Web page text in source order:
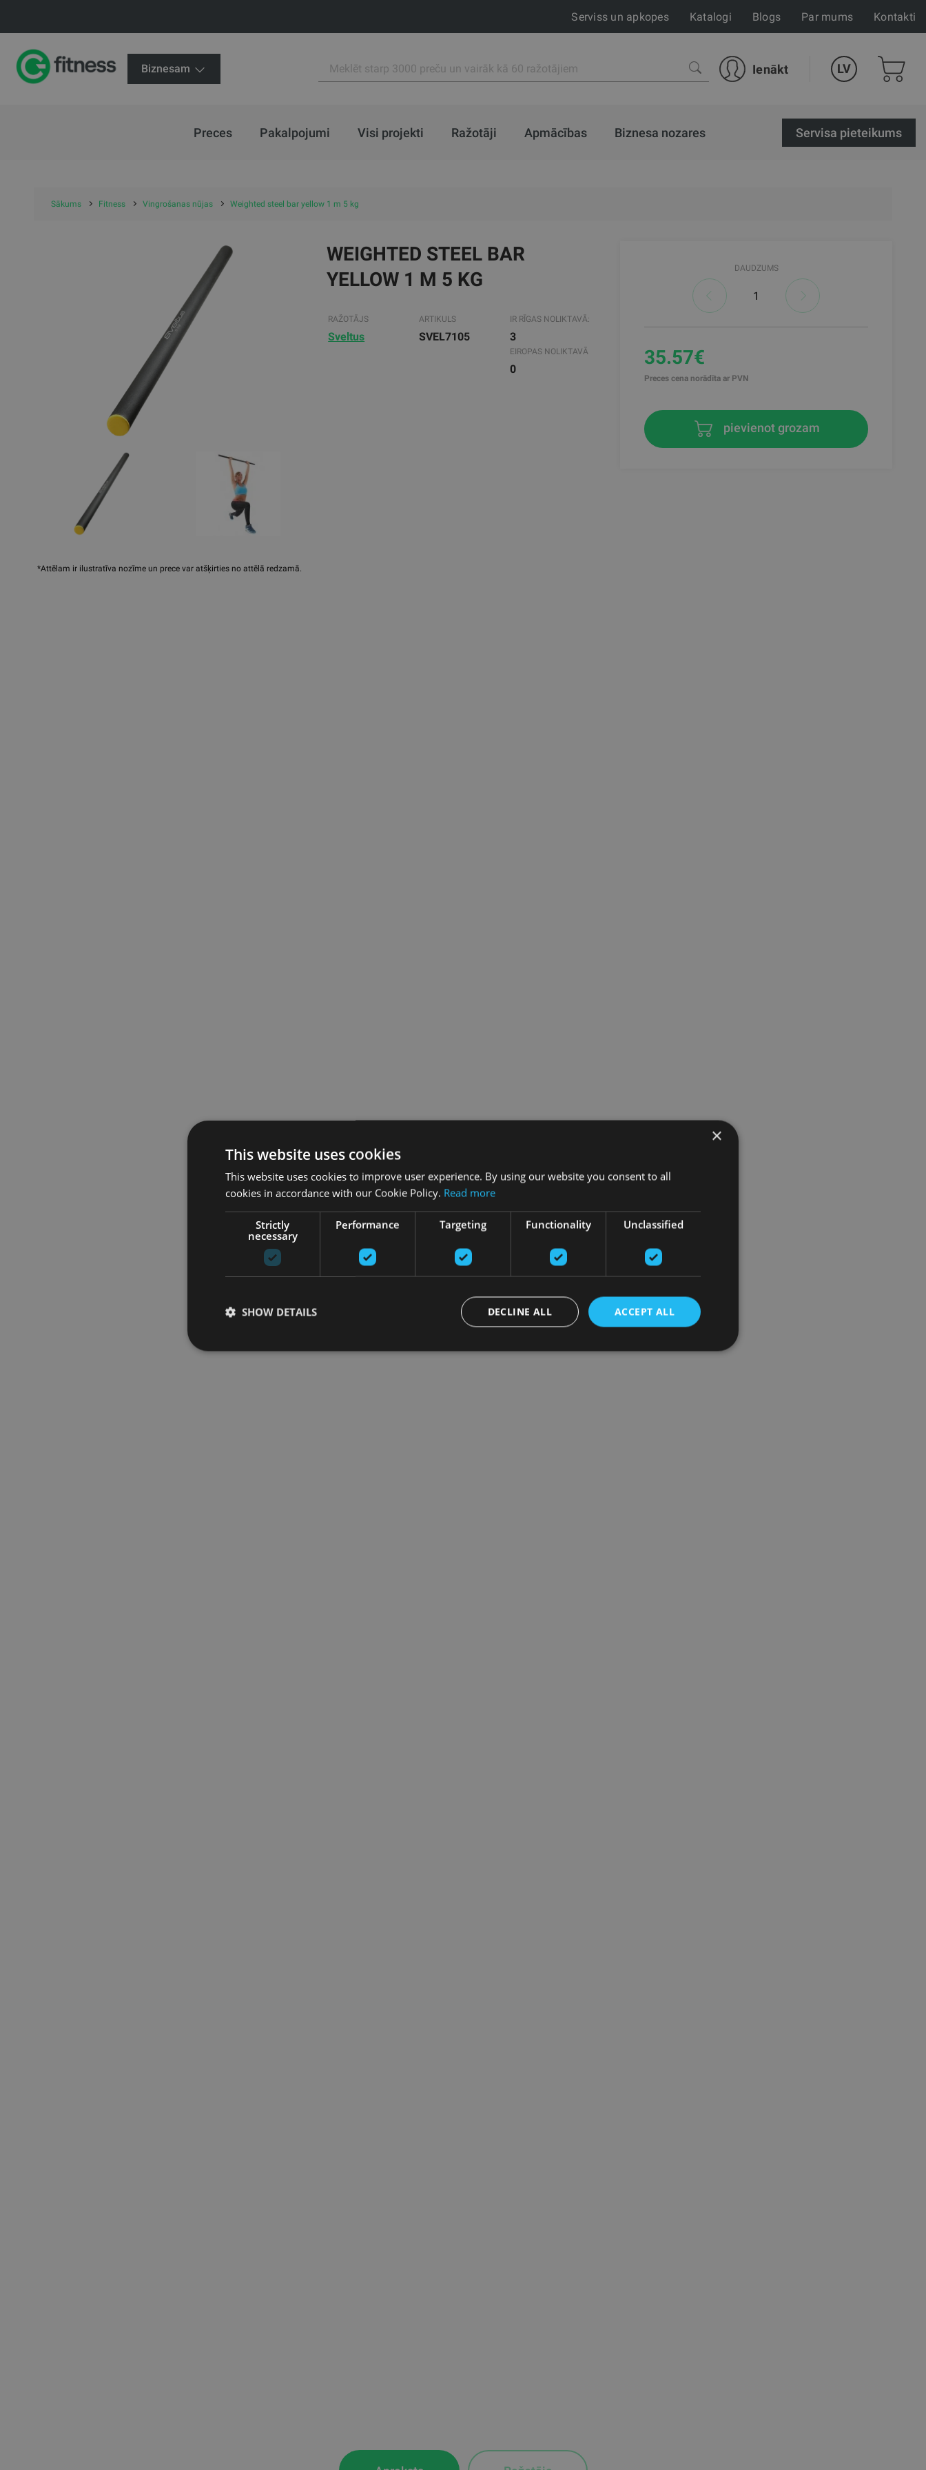
Serviss un apkopes Katalogi Blogs Par mums Kontakti
Biznesam Ienākt LV
Preces Pakalpojumi Visi projekti Ražotāji Apmācības Biznesa nozares Servisa pieteikums
Sākums Fitness Vingrošanas nūjas Weighted steel bar yellow 1 m 5 kg
*Attēlam ir ilustratīva nozīme un prece var atšķirties no attēlā redzamā.
WEIGHTED STEEL BAR
YELLOW 1 M 5 KG
RAŽOTĀJS
Sveltus
ARTIKULS
SVEL7105
IR RĪGAS NOLIKTAVĀ:
3
EIROPAS NOLIKTAVĀ
0
DAUDZUMS
35.57€
Preces cena norādīta ar PVN
pievienot grozam
×
This website uses cookies
This website uses cookies to improve user experience. By using our website you consent to all
cookies in accordance with our Cookie Policy. Read more
Strictly
necessary
Performance Targeting Functionality Unclassified
ACCEPT ALL
DECLINE ALL
SHOW DETAILS